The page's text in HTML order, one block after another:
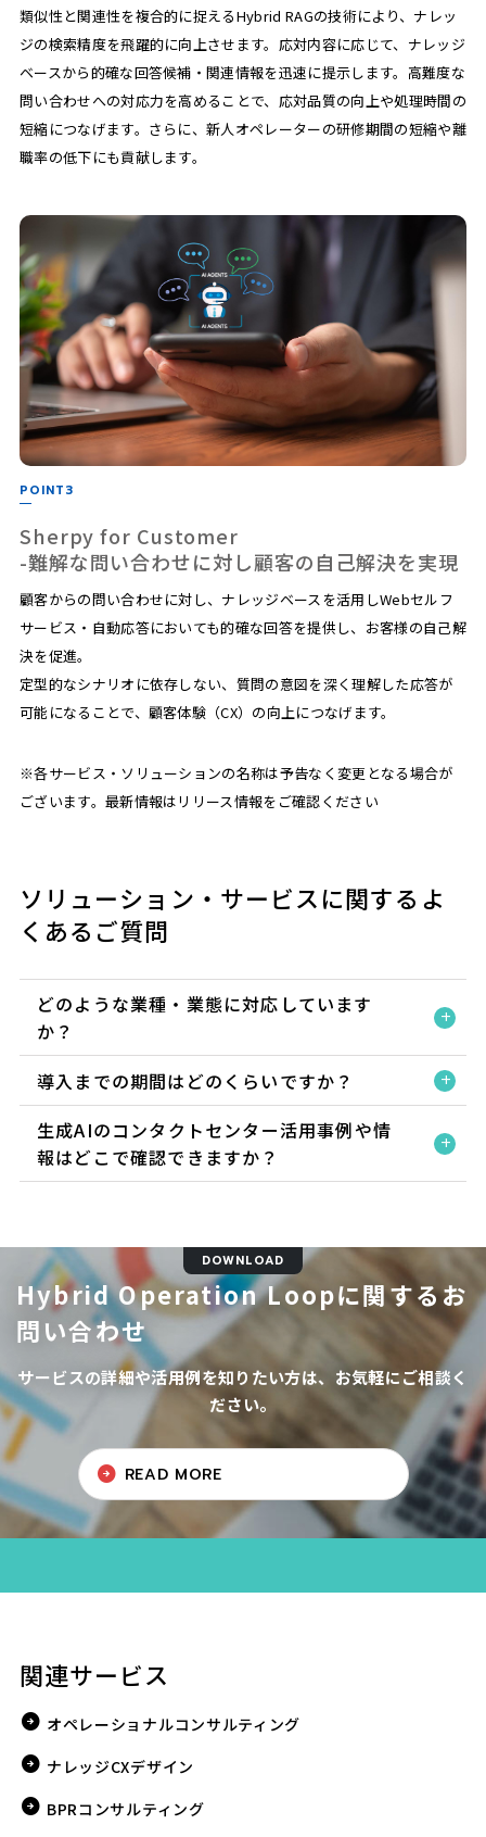
類似性と関連性を複合的に捉えるHybrid RAGの技術により、ナレッ
ジの検索精度を飛躍的に向上させます。応対内容に応じて、ナレッジ
ベースから的確な回答候補・関連情報を迅速に提示します。高難度な
問い合わせへの対応力を高めることで、応対品質の向上や処理時間の
短縮につなげます。さらに、新人オペレーターの研修期間の短縮や離
職率の低下にも貢献します。
POINT3
Sherpy for Customer
-難解な問い合わせに対し顧客の自己解決を実現
顧客からの問い合わせに対し、ナレッジベースを活用しWebセルフ
サービス・自動応答においても的確な回答を提供し、お客様の自己解
決を促進。
定型的なシナリオに依存しない、質問の意図を深く理解した応答が
可能になることで、顧客体験（CX）の向上につなげます。
※各サービス・ソリューションの名称は予告なく変更となる場合が
ございます。最新情報はリリース情報をご確認ください
ソリューション・サービスに関するよ
くあるご質問
どのような業種・業態に対応しています
か？
導入までの期間はどのくらいですか？
生成AIのコンタクトセンター活用事例や情
報はどこで確認できますか？
DOWNLOAD
Hybrid Operation Loopに関するお
問い合わせ
サービスの詳細や活用例を知りたい方は、お気軽にご相談く
ださい。
READ MORE
関連サービス
オペレーショナルコンサルティング
ナレッジCXデザイン
BPRコンサルティング